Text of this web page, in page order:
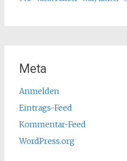
Meta
Anmelden
Eintrags-Feed
Kommentar-Feed
WordPress.org